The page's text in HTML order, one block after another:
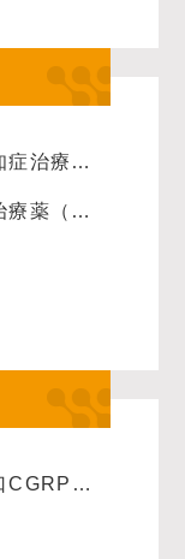
新規アルツハイマー型認知症治療薬: ケサンラ（ドナネマブ）
アルツハイマー型認知症治療薬（レケンビ）について
新たな片頭痛予防薬（経口CGRP受容体拮抗薬）